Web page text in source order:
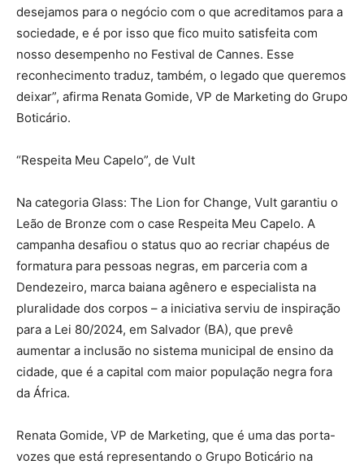
desejamos para o negócio com o que acreditamos para a
sociedade, e é por isso que fico muito satisfeita com
nosso desempenho no Festival de Cannes. Esse
reconhecimento traduz, também, o legado que queremos
deixar”, afirma Renata Gomide, VP de Marketing do Grupo
Boticário.
“Respeita Meu Capelo”, de Vult
Na categoria Glass: The Lion for Change, Vult garantiu o
Leão de Bronze com o case Respeita Meu Capelo. A
campanha desafiou o status quo ao recriar chapéus de
formatura para pessoas negras, em parceria com a
Dendezeiro, marca baiana agênero e especialista na
pluralidade dos corpos – a iniciativa serviu de inspiração
para a Lei 80/2024, em Salvador (BA), que prevê
aumentar a inclusão no sistema municipal de ensino da
cidade, que é a capital com maior população negra fora
da África.
Renata Gomide, VP de Marketing, que é uma das porta-
vozes que está representando o Grupo Boticário na